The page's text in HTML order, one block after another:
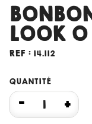
LOOK
REF : 14.112
QUANTITÉ